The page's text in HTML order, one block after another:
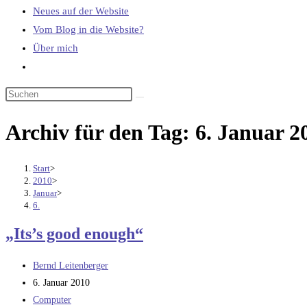
Neues auf der Website
Vom Blog in die Website?
Über mich
umschalten
Archiv für den Tag: 6. Januar
Start>
2010>
Januar>
6.
„Its’s good enough“
Beitrags-
Autor:
Bernd Leitenberger
Beitrag
veröffentlicht:
6. Januar 2010
Beitrags-
Computer